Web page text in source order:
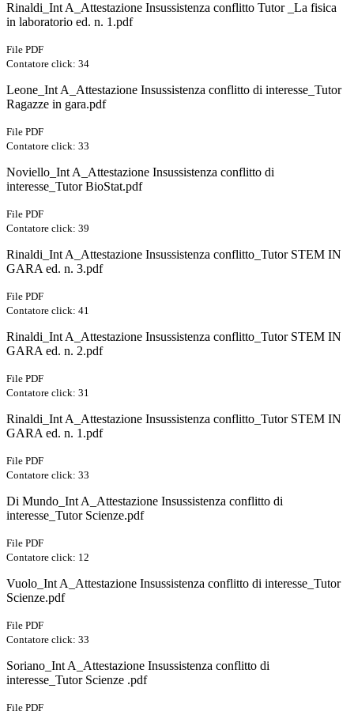
Rinaldi_Int A_Attestazione Insussistenza conflitto Tutor _La fisica
in laboratorio ed. n. 1.pdf
File PDF
Contatore click: 34
Leone_Int A_Attestazione Insussistenza conflitto di interesse_Tutor
Ragazze in gara.pdf
File PDF
Contatore click: 33
Noviello_Int A_Attestazione Insussistenza conflitto di
interesse_Tutor BioStat.pdf
File PDF
Contatore click: 39
Rinaldi_Int A_Attestazione Insussistenza conflitto_Tutor STEM IN
GARA ed. n. 3.pdf
File PDF
Contatore click: 41
Rinaldi_Int A_Attestazione Insussistenza conflitto_Tutor STEM IN
GARA ed. n. 2.pdf
File PDF
Contatore click: 31
Rinaldi_Int A_Attestazione Insussistenza conflitto_Tutor STEM IN
GARA ed. n. 1.pdf
File PDF
Contatore click: 33
Di Mundo_Int A_Attestazione Insussistenza conflitto di
interesse_Tutor Scienze.pdf
File PDF
Contatore click: 12
Vuolo_Int A_Attestazione Insussistenza conflitto di interesse_Tutor
Scienze.pdf
File PDF
Contatore click: 33
Soriano_Int A_Attestazione Insussistenza conflitto di
interesse_Tutor Scienze .pdf
File PDF